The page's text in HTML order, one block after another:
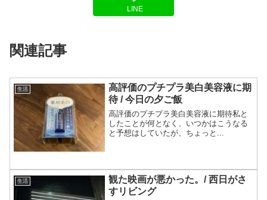
LINE
関連記事
生活
高評価のプチプラ美白美容液に期
待 / 今日の夕ご飯
高評価のプチプラ美白美容液に期待私と
したことが何となく、いつかはこうなる
と予想はしていたが、ちょっと...
生活
観た映画が悪かった。/ 西日がさ
すリビング